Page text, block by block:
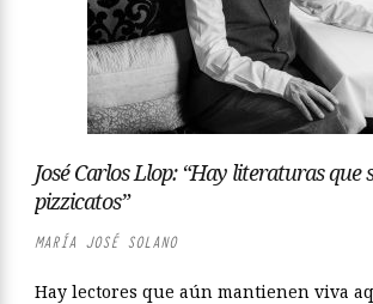
José Carlos Llop: “Hay literaturas que
pizzicatos”
MARÍA JOSÉ SOLANO
Hay lectores que aún mantienen viva